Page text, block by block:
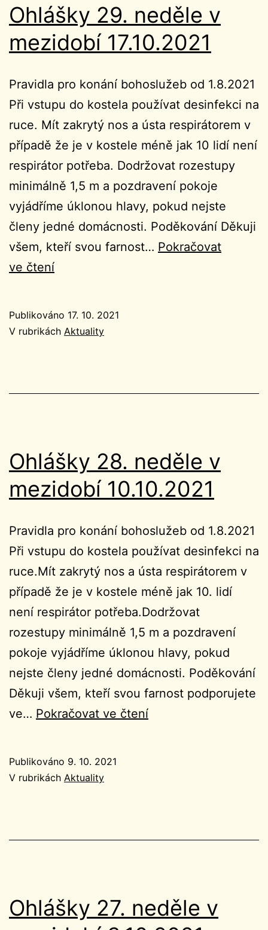
Ohlášky 29. neděle v
mezidobí 17.10.2021
Pravidla pro konání bohoslužeb od 1.8.2021
Při vstupu do kostela používat desinfekci na
ruce. Mít zakrytý nos a ústa respirátorem v
případě že je v kostele méně jak 10 lidí není
respirátor potřeba. Dodržovat rozestupy
minimálně 1,5 m a pozdravení pokoje
vyjádříme úklonou hlavy, pokud nejste
členy jedné domácnosti. Poděkování Děkuji
všem, kteří svou farnost… Pokračovat
ve čteníOhlášky
v
Publikováno 17. 10. 2021
V rubrikách Aktuality
Ohlášky 28. neděle v
mezidobí 10.10.2021
Pravidla pro konání bohoslužeb od 1.8.2021
Při vstupu do kostela používat desinfekci na
ruce.Mít zakrytý nos a ústa respirátorem v
případě že je v kostele méně jak 10. lidí
není respirátor potřeba.Dodržovat
rozestupy minimálně 1,5 m a pozdravení
pokoje vyjádříme úklonou hlavy, pokud
nejste členy jedné domácnosti. Poděkování
Děkuji všem, kteří svou farnost podporujete
ve… Pokračovat ve čteníOhlášky
Publikováno 9. 10. 2021
V rubrikách Aktuality
Ohlášky 27. neděle v